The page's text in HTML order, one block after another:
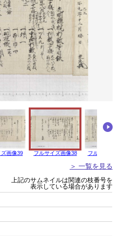
画像39 フルサイズ画像38 フルサイズ
＞ 一覧を見る
上記のサムネイルは関連の枝番号を
表示している場合があります